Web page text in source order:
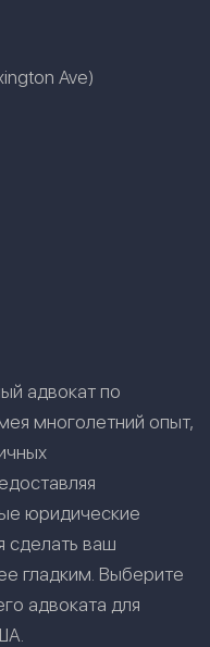
Ave)
адвокат по
многолетний опыт,
юридические
сделать ваш
гладким. Выберите
адвоката для